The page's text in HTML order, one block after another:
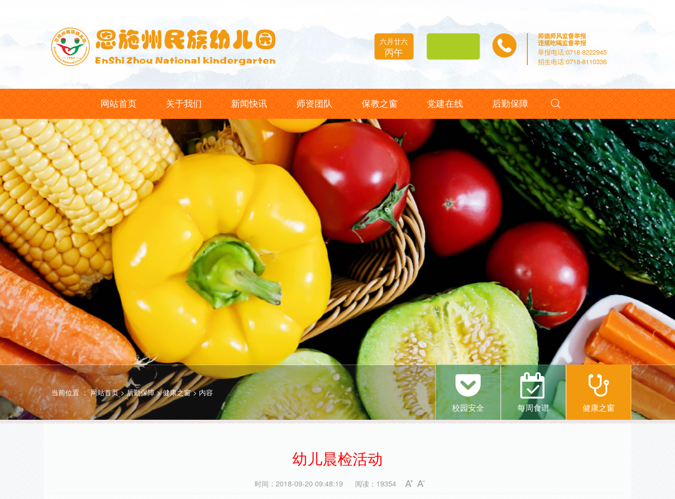
六月廿六
丙午
师德师风监督举报
违规吃喝监督举报
举报电话:0718-8222945
招生电话:0718-8110336
网站首页 关于我们 新闻快讯 师资团队 保教之窗 党建在线 后勤保障 
当前位置 ：网站首页 > 后勤保障 > 健康之窗 > 内容
校园安全 每周食谱 健康之窗
幼儿晨检活动
时间：2018-09-20 09:48:19 阅读：19354